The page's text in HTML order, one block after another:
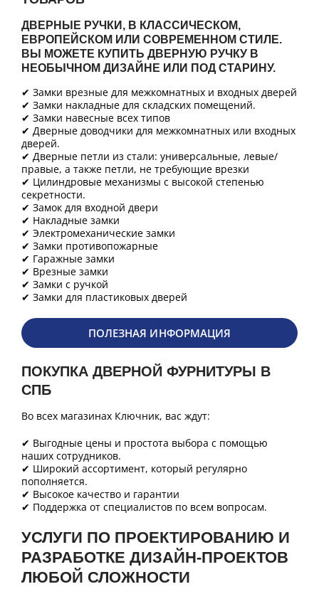
ДВЕРНЫЕ РУЧКИ, В КЛАССИЧЕСКОМ,
ЕВРОПЕЙСКОМ ИЛИ СОВРЕМЕННОМ СТИЛЕ.
ВЫ МОЖЕТЕ КУПИТЬ ДВЕРНУЮ РУЧКУ В
НЕОБЫЧНОМ ДИЗАЙНЕ ИЛИ ПОД СТАРИНУ.
✔ Замки врезные для межкомнатных и входных дверей
✔ Замки накладные для складских помещений.
✔ Замки навесные всех типов
✔ Дверные доводчики для межкомнатных или входных
дверей.
✔ Дверные петли из стали: универсальные, левые/
правые, а также петли, не требующие врезки
✔ Цилиндровые механизмы с высокой степенью
секретности.
✔ Замок для входной двери
✔ Накладные замки
✔ Электромеханические замки
✔ Замки противопожарные
✔ Гаражные замки
✔ Врезные замки
✔ Замки с ручкой
✔ Замки для пластиковых дверей
ПОЛЕЗНАЯ ИНФОРМАЦИЯ
ПОКУПКА ДВЕРНОЙ ФУРНИТУРЫ В
СПБ
Во всех магазинах Ключник, вас ждут:
✔ Выгодные цены и простота выбора с помощью
наших сотрудников.
✔ Широкий ассортимент, который регулярно
пополняется.
✔ Высокое качество и гарантии
✔ Поддержка от специалистов по всем вопросам.
УСЛУГИ ПО ПРОЕКТИРОВАНИЮ И
РАЗРАБОТКЕ ДИЗАЙН-ПРОЕКТОВ
ЛЮБОЙ СЛОЖНОСТИ